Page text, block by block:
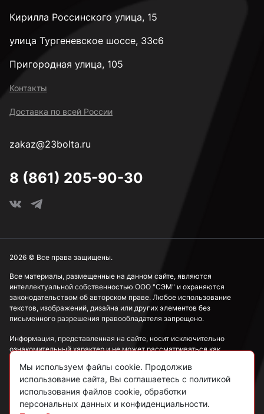
Кирилла Россинского улица, 15
улица Тургеневское шоссе, 33с6
Пригородная улица, 105
Контакты
Доставка по всей России
zakaz@23bolta.ru
8 (861) 205-90-30
Все материалы, размещенные на данном сайте, являются
интеллектуальной собственностью ООО "СЭМ" и охраняются
законодательством об авторском праве. Любое использование
текстов, изображений, дизайна или других элементов без
письменного разрешения правообладателя запрещено.
Информация, представленная на сайте, носит исключительно
ознакомительный характер и не может рассматриваться как
Политика конфиденциальности
Согласие на обработку данных
2026 © Все права защищены.
Мы используем файлы cookie. Продолжив
использование сайта, Вы соглашаетесь с политикой
использования файлов cookie, обработки
персональных данных и конфиденциальности.